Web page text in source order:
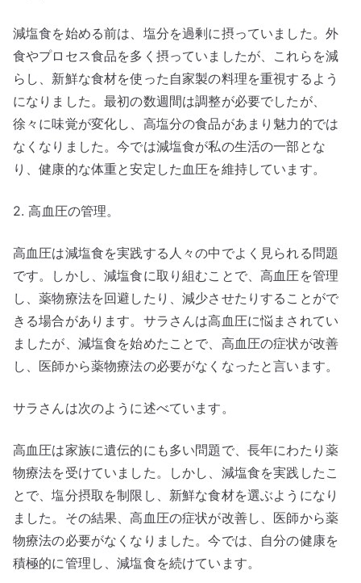
減塩食を始める前は、塩分を過剰に摂っていました。外
食やプロセス食品を多く摂っていましたが、これらを減
らし、新鮮な食材を使った自家製の料理を重視するよう
になりました。最初の数週間は調整が必要でしたが、
徐々に味覚が変化し、高塩分の食品があまり魅力的では
なくなりました。今では減塩食が私の生活の一部とな
り、健康的な体重と安定した血圧を維持しています。
2. 高血圧の管理。
高血圧は減塩食を実践する人々の中でよく見られる問題
です。しかし、減塩食に取り組むことで、高血圧を管理
し、薬物療法を回避したり、減少させたりすることがで
きる場合があります。サラさんは高血圧に悩まされてい
ましたが、減塩食を始めたことで、高血圧の症状が改善
し、医師から薬物療法の必要がなくなったと言います。
サラさんは次のように述べています。
高血圧は家族に遺伝的にも多い問題で、長年にわたり薬
物療法を受けていました。しかし、減塩食を実践したこ
とで、塩分摂取を制限し、新鮮な食材を選ぶようになり
ました。その結果、高血圧の症状が改善し、医師から薬
物療法の必要がなくなりました。今では、自分の健康を
積極的に管理し、減塩食を続けています。